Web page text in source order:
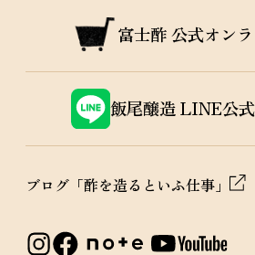
富士酢公式オン
飯尾醸造LINE公
ブログ「酢を造るといふ仕事」